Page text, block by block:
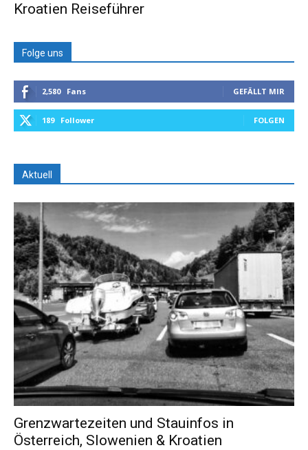
Kroatien Reiseführer
Folge uns
2,580 Fans GEFÄLLT MIR
189 Follower FOLGEN
Aktuell
Grenzwartezeiten und Stauinfos in
Österreich, Slowenien & Kroatien